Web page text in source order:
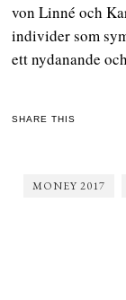
von Linné och
individer som
ett nydanande
SHARE THIS
MONEY 2017